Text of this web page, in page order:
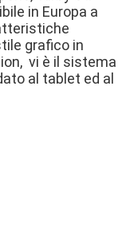
in Europa a
grafico in
vi è il sistema
al tablet ed al